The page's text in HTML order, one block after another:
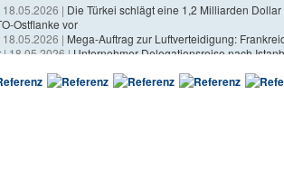
18.05.2026 | Die Türkei schlägt eine 1,2 Milliarden
Ostflanke vor
18.05.2026 | Mega-Auftrag zur Luftverteidigung:
| 18.05.2026 |Unternehmer-Delegationsreise nach